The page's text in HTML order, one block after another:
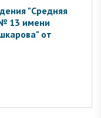
"Средняя
13 имени
от